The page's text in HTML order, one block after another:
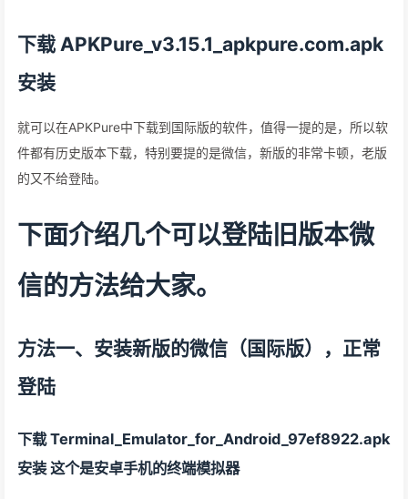
下载 APKPure_v3.15.1_apkpure.com.apk
安装
就可以在APKPure中下载到国际版的软件，值得一提的是，所以软
件都有历史版本下载，特别要提的是微信，新版的非常卡顿，老版
的又不给登陆。
下面介绍几个可以登陆旧版本微
信的方法给大家。
方法一、安装新版的微信（国际版），正常
登陆
下载 Terminal_Emulator_for_Android_97ef8922.apk
安装 这个是安卓手机的终端模拟器